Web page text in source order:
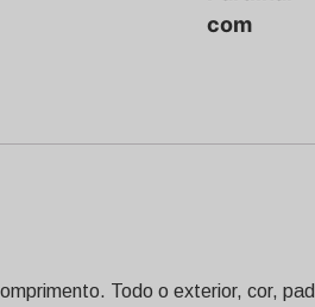
com
Todo o exterior, cor,